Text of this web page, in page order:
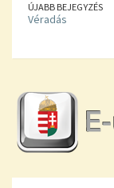
ÚJABB BEJEGYZÉS
Véradás